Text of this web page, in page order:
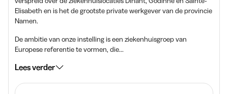
Elisabeth en is het de grootste private werkgever van de provincie
Namen.
De ambitie van onze instelling is een ziekenhuisgroep van
Europese referentie te vormen, die...
Lees verder